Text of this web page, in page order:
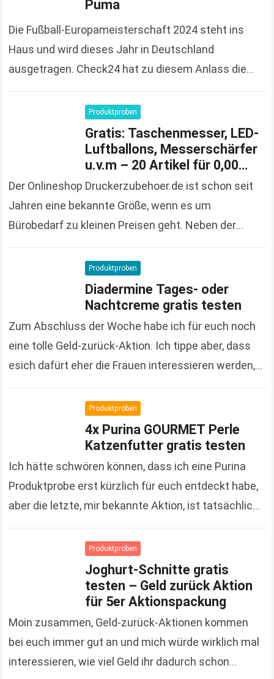
Puma
Die Fußball-Europameisterschaft 2024 steht ins
Haus und wird dieses Jahr in Deutschland
ausgetragen. Check24 hat zu diesem Anlass die
solange der Vorrat reicht und 100%…
Produktproben
Gratis: Taschenmesser, LED-
Luftballons, Messerschärfer
u.v.m – 20 Artikel für 0,00
Euro bestellen
Der Onlineshop Druckerzubehoer.de ist schon seit
Jahren eine bekannte Größe, wenn es um
Bürobedarf zu kleinen Preisen geht. Neben der
Onlineshop auch immer wieder…
Produktproben
Diadermine Tages- oder
Nachtcreme gratis testen
Zum Abschluss der Woche habe ich für euch noch
eine tolle Geld-zurück-Aktion. Ich tippe aber, dass
esich dafürt eher die Frauen interessieren werden,
Produktproben
4x Purina GOURMET Perle
Katzenfutter gratis testen
Ich hätte schwören können, dass ich eine Purina
Produktprobe erst kürzlich für euch entdeckt habe,
aber die letzte, mir bekannte Aktion, ist tatsächlich
Produktproben
Joghurt-Schnitte gratis
testen – Geld zurück Aktion
für 5er Aktionspackung
Moin zusammen, Geld-zurück-Aktionen kommen
bei euch immer gut an und mich würde wirklich mal
interessieren, wie viel Geld ihr dadurch schon